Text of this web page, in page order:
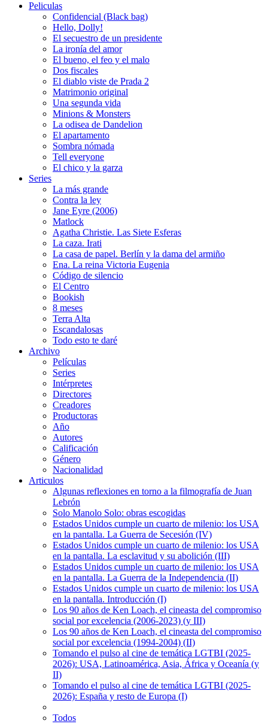
Peliculas
Confidencial (Black bag)
Hello, Dolly!
El secuestro de un presidente
La ironía del amor
El bueno, el feo y el malo
Dos fiscales
El diablo viste de Prada 2
Matrimonio original
Una segunda vida
Minions & Monsters
La odisea de Dandelion
El apartamento
Sombra nómada
Tell everyone
El chico y la garza
Series
La más grande
Contra la ley
Jane Eyre (2006)
Matlock
Agatha Christie. Las Siete Esferas
La caza. Irati
La casa de papel. Berlín y la dama del armiño
Ena. La reina Victoria Eugenia
Código de silencio
El Centro
Bookish
8 meses
Terra Alta
Escandalosas
Todo esto te daré
Archivo
Películas
Series
Intérpretes
Directores
Creadores
Productoras
Año
Autores
Calificación
Género
Nacionalidad
Articulos
Algunas reflexiones en torno a la filmografía de Juan
Lebrón
Solo Manolo Solo: obras escogidas
Estados Unidos cumple un cuarto de milenio: los USA
en la pantalla. La Guerra de Secesión (IV)
Estados Unidos cumple un cuarto de milenio: los USA
en la pantalla. La esclavitud y su abolición (III)
Estados Unidos cumple un cuarto de milenio: los USA
en la pantalla. La Guerra de la Independencia (II)
Estados Unidos cumple un cuarto de milenio: los USA
en la pantalla. Introducción (I)
Los 90 años de Ken Loach, el cineasta del compromiso
social por excelencia (2006-2023) (y III)
Los 90 años de Ken Loach, el cineasta del compromiso
social por excelencia (1994-2004) (II)
Tomando el pulso al cine de temática LGTBI (2025-
2026): USA, Latinoamérica, Asia, África y Oceanía (y
II)
Tomando el pulso al cine de temática LGTBI (2025-
2026): España y resto de Europa (I)
Todos